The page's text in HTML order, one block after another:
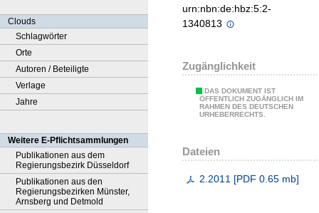
Clouds
Schlagwörter
Orte
Autoren / Beteiligte
Verlage
Jahre
Weitere E-Pflichtsammlungen
Publikationen aus dem
Regierungsbezirk Düsseldorf
Publikationen aus den
Regierungsbezirken Münster,
Arnsberg und Detmold
urn:nbn:de:hbz:5:2-
1340813
Zugänglichkeit
DAS DOKUMENT IST
ÖFFENTLICH ZUGÄNGLICH IM
RAHMEN DES DEUTSCHEN
URHEBERRECHTS.
Dateien
2.2011 [PDF 0.65 mb]